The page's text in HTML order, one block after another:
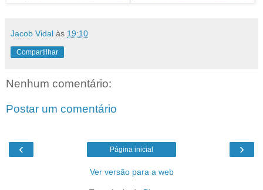
Jacob Vidal às 19:10
Compartilhar
Nenhum comentário:
Postar um comentário
‹ ›
Página inicial
Ver versão para a web